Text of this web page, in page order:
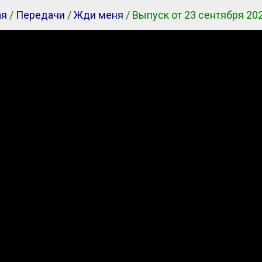
/ Передачи /Жди меня / Выпуск от 23 сентября